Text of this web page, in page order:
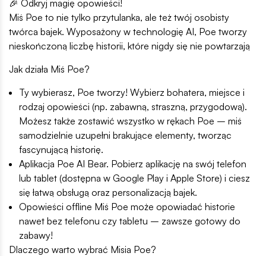
🎉 Odkryj magię opowieści!
Miś Poe to nie tylko przytulanka, ale też twój osobisty
twórca bajek. Wyposażony w technologię AI, Poe tworzy
nieskończoną liczbę historii, które nigdy się nie powtarzają
Jak działa Miś Poe?
Ty wybierasz, Poe tworzy! Wybierz bohatera, miejsce i
rodzaj opowieści (np. zabawną, straszną, przygodową).
Możesz także zostawić wszystko w rękach Poe – miś
samodzielnie uzupełni brakujące elementy, tworząc
fascynującą historię.
Aplikacja Poe AI Bear. Pobierz aplikację na swój telefon
lub tablet (dostępna w Google Play i Apple Store) i ciesz
się łatwą obsługą oraz personalizacją bajek.
Opowieści offline Miś Poe może opowiadać historie
nawet bez telefonu czy tabletu – zawsze gotowy do
zabawy!
Dlaczego warto wybrać Misia Poe?